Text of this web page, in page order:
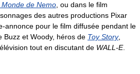
Monde de Nemo , ou dans le film
des autres productions Pixar
annonce pour le film diffusée pendant le
Buzz et Woody, héros de Toy Story,
tout en discutant de WALL-E.